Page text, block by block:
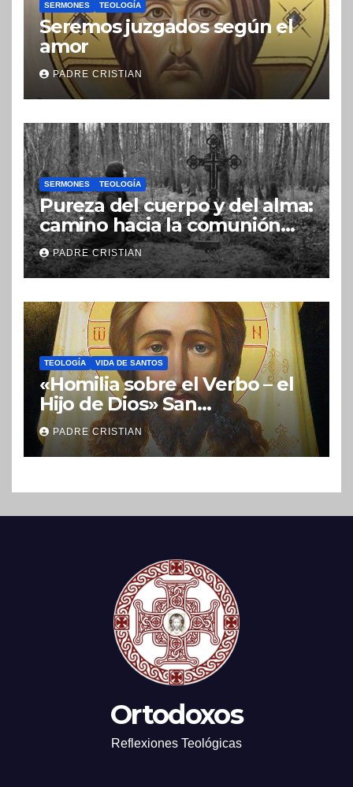
SERMONES TEOLOGÍA
Seremos juzgados según el
amor
PADRE CRISTIAN
SERMONES TEOLOGÍA
Pureza del cuerpo y del alma:
camino hacia la comunión
con Dios
PADRE CRISTIAN
TEOLOGÍA VIDA DE SANTOS
«Homilia sobre el Verbo – el
Hijo de Dios» San
Nicolás (Velimírovich)
PADRE CRISTIAN
Ortodoxos
Reflexiones Teológicas